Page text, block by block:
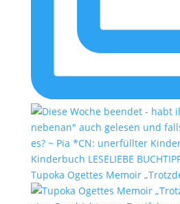
Tupoka Ogettes Memoir